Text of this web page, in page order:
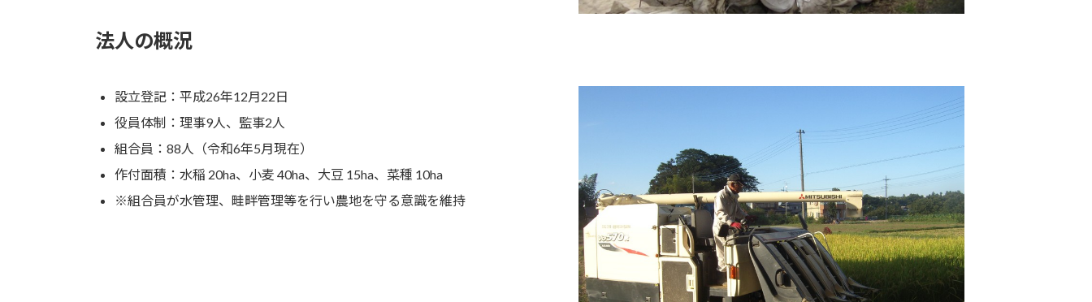
法人の概況
設立登記：平成26年12月22日
役員体制：理事9人、監事2人
組合員：88人（令和6年5月現在）
作付面積：水稲 20ha、小麦 40ha、大豆 15ha、菜種 10ha
※組合員が水管理、畦畔管理等を行い農地を守る意識を維持